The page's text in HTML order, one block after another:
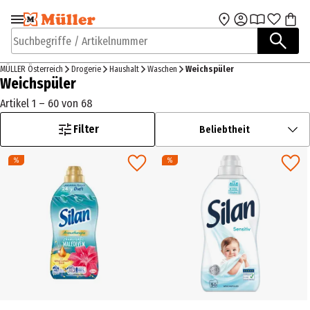
Zur Navigation
springen
Zum Hauptinhalt
Suchbegriffe / Artikelnummer
MÜLLER Österreich Drogerie Haushalt Waschen Weichspüler
Weichspüler
Artikel 1 – 60 von 68
Filter
Beliebtheit